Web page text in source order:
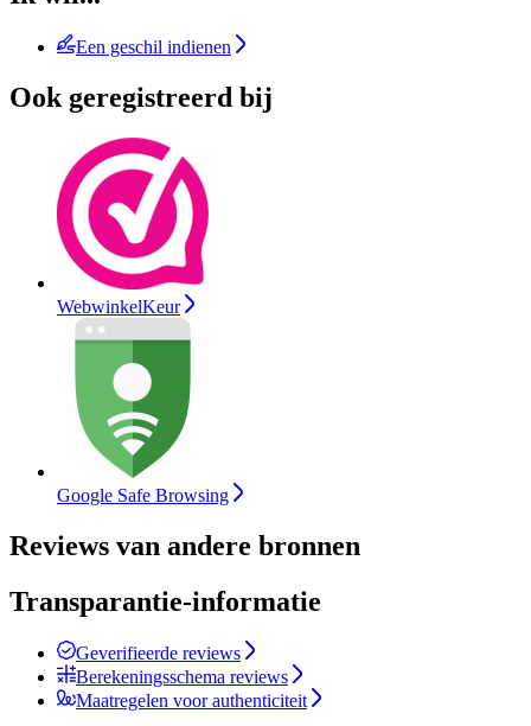
Een geschil indienen
Ook geregistreerd bij
WebwinkelKeur
Google Safe Browsing
Reviews van andere bronnen
Transparantie-informatie
Geverifieerde reviews
Berekeningsschema reviews
Maatregelen voor authenticiteit